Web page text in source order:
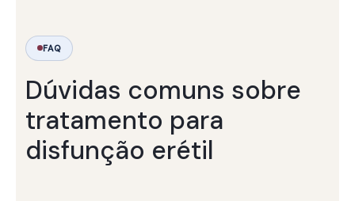
FAQ
Dúvidas comuns sobre
tratamento para
disfunção erétil